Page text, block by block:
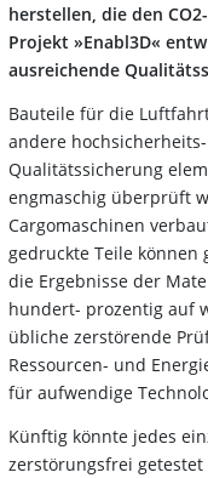
herstellen, die den
Projekt »Enabl3D«
ausreichende
Bauteile für die
andere
Qualitätssicherung
engmaschig überprüft
Cargomaschinen
gedruckte Teile können
die Ergebnisse der
hundert- prozentig auf
übliche zerstörende
Ressourcen- und
für aufwendige
Künftig könnte jedes
zerstörungsfrei